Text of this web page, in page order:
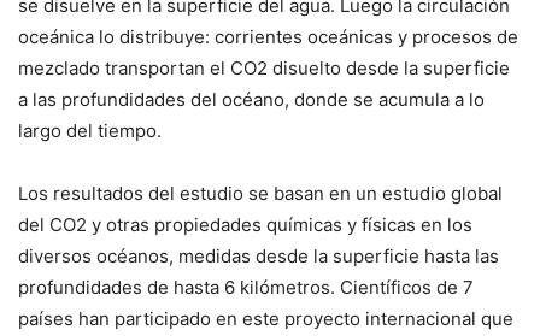
se disuelve en la superficie del agua. Luego la circulación
oceánica lo distribuye: corrientes oceánicas y procesos de
mezclado transportan el CO2 disuelto desde la superficie
a las profundidades del océano, donde se acumula a lo
largo del tiempo.
Los resultados del estudio se basan en un estudio global
del CO2 y otras propiedades químicas y físicas en los
diversos océanos, medidas desde la superficie hasta las
profundidades de hasta 6 kilómetros. Científicos de 7
países han participado en este proyecto internacional que